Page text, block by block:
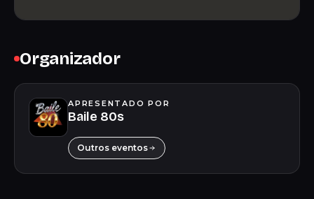
Organizador
APRESENTADO POR
Baile 80s
Outros eventos